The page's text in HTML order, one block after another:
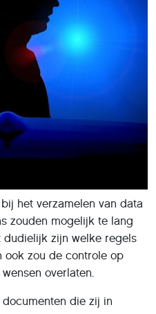
het verzamelen van data
zouden mogelijk te lang
dudielijk zijn welke regels
ook zou de controle op
overlaten.
die zij in